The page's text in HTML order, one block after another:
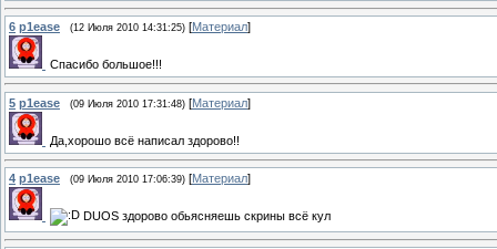
6 p1ease (12 Июля 2010 14:31:25) [Материал]
Спасибо большое!!!
5 p1ease (09 Июля 2010 17:31:48) [Материал]
Да,хорошо всё написал здорово!!
4 p1ease (09 Июля 2010 17:06:39) [Материал]
DUOS здорово обьясняешь скрины всё кул